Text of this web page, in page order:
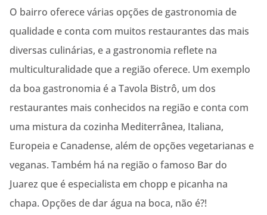
O bairro oferece várias opções de gastronomia de
qualidade e conta com muitos restaurantes das mais
diversas culinárias, e a gastronomia reflete na
multiculturalidade que a região oferece. Um exemplo
da boa gastronomia é a Tavola Bistrô, um dos
restaurantes mais conhecidos na região e conta com
uma mistura da cozinha Mediterrânea, Italiana,
Europeia e Canadense, além de opções vegetarianas e
veganas. Também há na região o famoso Bar do
Juarez que é especialista em chopp e picanha na
chapa. Opções de dar água na boca, não é?!